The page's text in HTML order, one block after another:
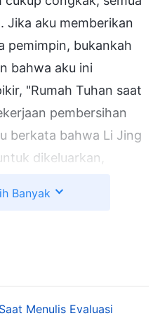
Jika aku memberikan
pemimpin, bukankah
bahwa aku ini
"Rumah Tuhan saat
pembersihan
berkata bahwa Li Jing
dikeluarkan,
pekerjaan
akan dikucilkan dan
sepadan! Lebih baik
jawab mereka,
Banyak
Menulis Evaluasi